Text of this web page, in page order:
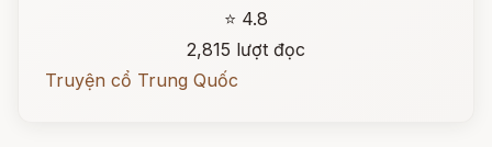
⭐ 4.8
2,815 lượt đọc
Truyện cổ Trung Quốc